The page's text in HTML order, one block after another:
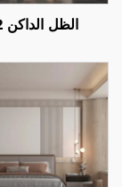
الظل الداكن T902